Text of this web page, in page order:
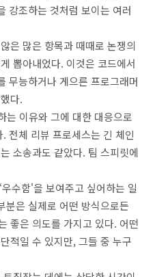
강조하는 것처럼 보이는 여러
은 많은 항목과 때때로 논쟁의
뽑아내었다. 이것은 코드에서
무능하거나 게으른 프로그래머
다.
는 이유와 그에 대한 대응으로
전체 리뷰 프로세스는 긴 체인
소송과도 같았다. 팀 스피릿에
수함'을 보여주고 싶어하는 일
분은 실제로 어떤 방식으로든
좋은 의도를 가지고 있다. 어떤
적일 수 있지만, 그들 중 누구